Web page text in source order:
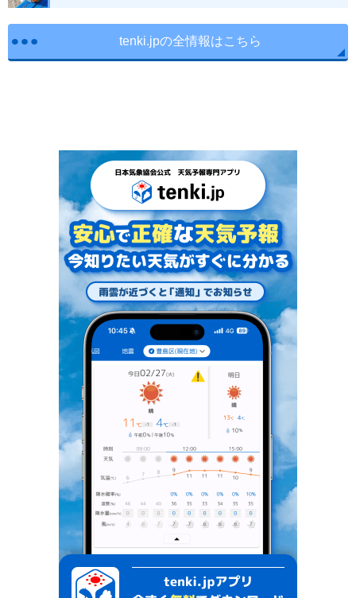
tenki.jpの全情報はこちら